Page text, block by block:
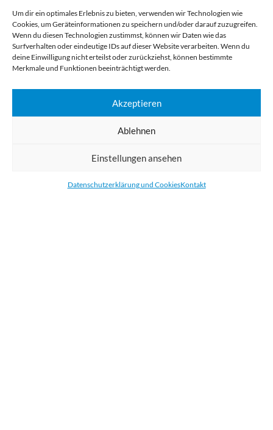
Um dir ein optimales Erlebnis zu bieten, verwenden wir Technologien wie
Cookies, um Geräteinformationen zu speichern und/oder darauf zuzugreifen.
Wenn du diesen Technologien zustimmst, können wir Daten wie das
Surfverhalten oder eindeutige IDs auf dieser Website verarbeiten. Wenn du
deine Einwilligung nicht erteilst oder zurückziehst, können bestimmte
Merkmale und Funktionen beeinträchtigt werden.
Akzeptieren
Ablehnen
Einstellungen ansehen
Datenschutzerklärung und CookiesKontakt
Digital Großformatdruck
Bestellen Sie gedruckte Werbemittel online für Ihr Unternehmen. Wir
und Aufkleber. Wir liefern unsere Druckprodukte Deutschland,